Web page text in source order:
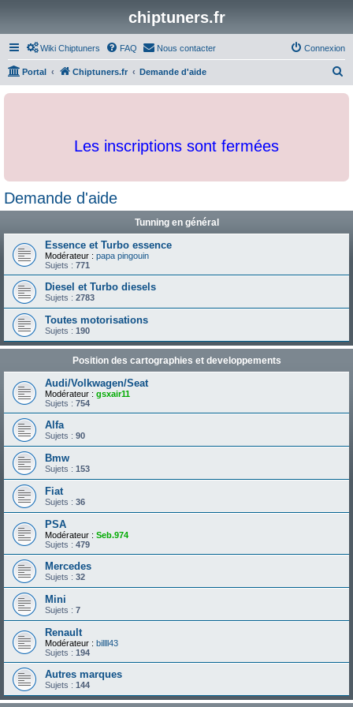
chiptuners.fr
Wiki Chiptuners FAQ Nous contacter Connexion
Portal Chiptuners.fr Demande d'aide
c
Les inscriptions sont fermées
Demande d'aide
Tunning en général
Essence et Turbo essence
Modérateur : papa pingouin
Sujets : 771
Diesel et Turbo diesels
Sujets : 2783
Toutes motorisations
Sujets : 190
Position des cartographies et developpements
Audi/Volkwagen/Seat
Modérateur : gsxair11
Sujets : 754
Alfa
Sujets : 90
Bmw
Sujets : 153
Fiat
Sujets : 36
PSA
Modérateur : Seb.974
Sujets : 479
Mercedes
Sujets : 32
Mini
Sujets : 7
Renault
Modérateur : billll43
Sujets : 194
Autres marques
Sujets : 144